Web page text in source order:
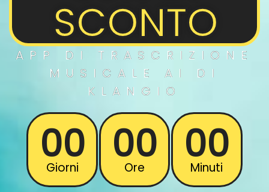
SCONTO
APP DI TRASCRIZIONE
MUSICALE
AI DI
KLANGIO
00
Giorni 00
Ore 00
Minuti